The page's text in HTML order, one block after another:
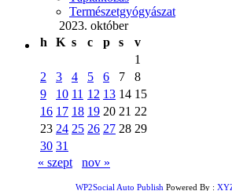
Természetgyógyászat
2023. október
h
K s c p s
v
1
2
3 4 5 6 7
8
9
10 11 12 13 14 15
16 17 18 19 20 21 22
23 24 25 26 27 28 29
30 31
« szept
nov »
WP2Social Auto Publish Powered By :